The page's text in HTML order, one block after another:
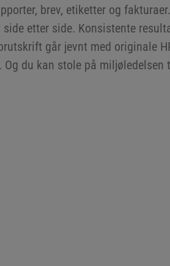
brev, etiketter og fakturaer.
etter side. Konsistente
går jevnt med originale
Og du kan stole på miljøledelsen